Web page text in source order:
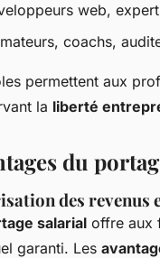
web,
coachs,
permettent aux
la liberté
du
des revenus
salarial offre aux
garanti. Les